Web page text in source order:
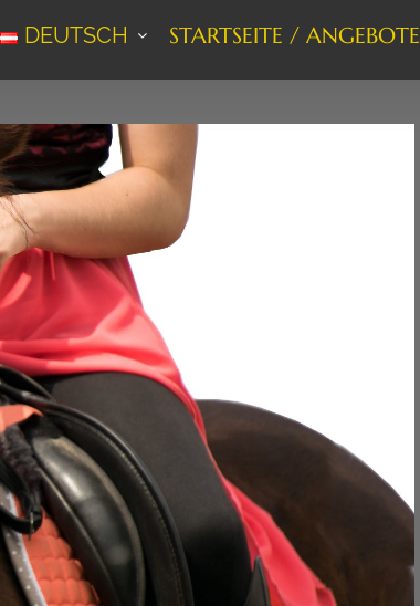
DEUTSCH STARTSEITE / ANGEBOTE